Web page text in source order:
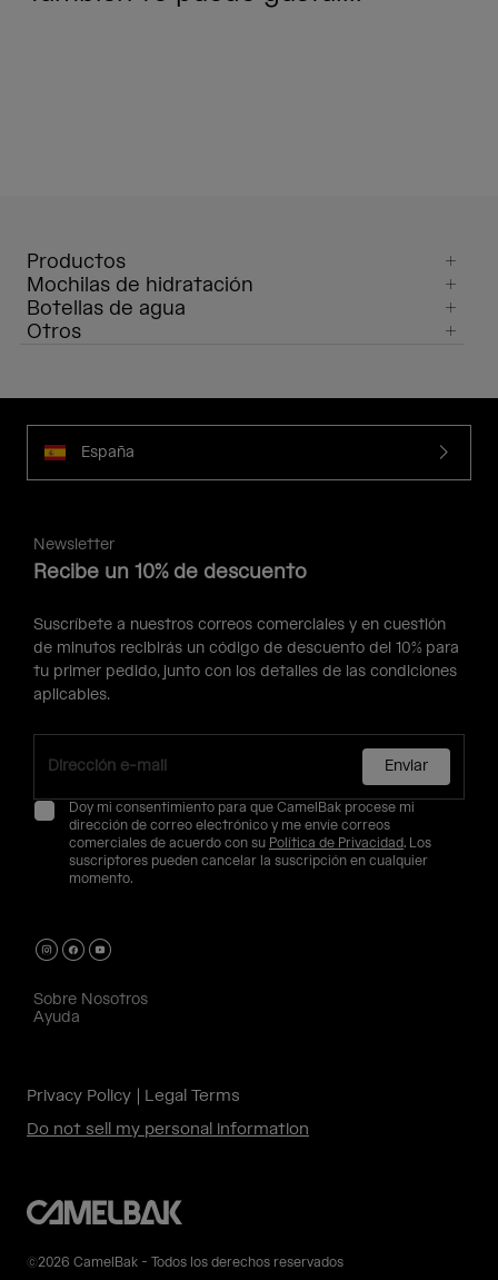
Productos
Mochilas de hidratación
Botellas de agua
Otros
España
Newsletter
Recibe un 10% de descuento
Suscríbete a nuestros correos comerciales y en cuestión
de minutos recibirás un código de descuento del 10% para
tu primer pedido, junto con los detalles de las condiciones
aplicables.
Enviar
Doy mi consentimiento para que CamelBak procese mi
dirección de correo electrónico y me envíe correos
comerciales de acuerdo con su Política de Privacidad. Los
suscriptores pueden cancelar la suscripción en cualquier
momento.
Sobre Nosotros
Ayuda
Privacy Policy
Legal Terms
Do not sell my personal information
©2026 CamelBak - Todos los derechos reservados